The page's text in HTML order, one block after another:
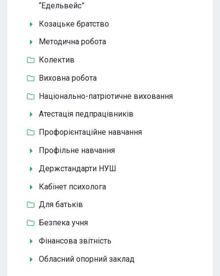
“Едельвейс”
Козацьке братство
Методична робота
Колектив
Виховна робота
Національно-патріотичне виховання
Атестація педпрацівників
Профорієнтаційне навчання
Профільне навчання
Держстандарти НУШ
Кабінет психолога
Для батьків
Безпека учня
Фінансова звітність
Обласний опорний заклад